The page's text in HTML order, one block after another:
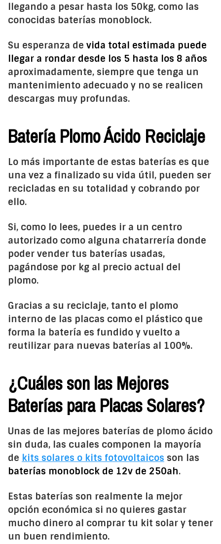
llegando a pesar hasta los 50kg, como las
conocidas baterías monoblock.
Su esperanza de vida total estimada puede
llegar a rondar desde los 5 hasta los 8 años
aproximadamente, siempre que tenga un
mantenimiento adecuado y no se realicen
descargas muy profundas.
Batería Plomo Ácido Reciclaje
Lo más importante de estas baterías es que
una vez a finalizado su vida útil, pueden ser
recicladas en su totalidad y cobrando por
ello.
Si, como lo lees, puedes ir a un centro
autorizado como alguna chatarrería donde
poder vender tus baterías usadas,
pagándose por kg al precio actual del
plomo.
Gracias a su reciclaje, tanto el plomo
interno de las placas como el plástico que
forma la batería es fundido y vuelto a
reutilizar para nuevas baterías al 100%.
¿Cuáles son las Mejores
Baterías para Placas Solares?
Unas de las mejores baterías de plomo ácido
sin duda, las cuales componen la mayoría
de kits solares o kits fotovoltaicos son las
baterías monoblock de 12v de 250ah.
Estas baterías son realmente la mejor
opción económica si no quieres gastar
mucho dinero al comprar tu kit solar y tener
un buen rendimiento.